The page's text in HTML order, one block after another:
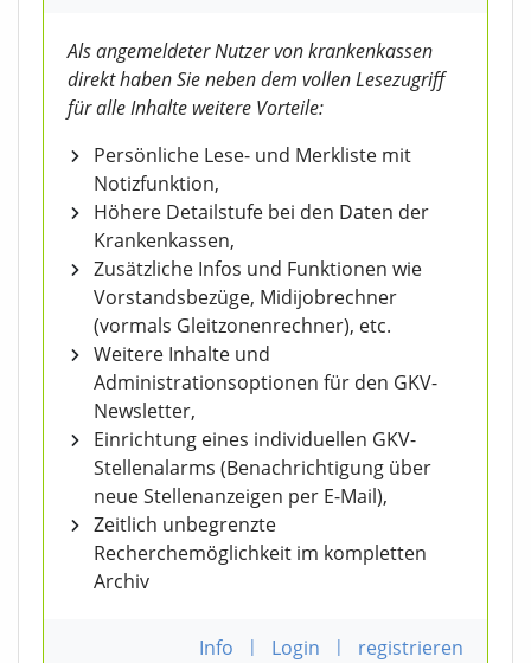
Als angemeldeter Nutzer von krankenkassen
direkt haben Sie neben dem vollen Lesezugriff
für alle Inhalte weitere Vorteile:
Persönliche Lese- und Merkliste mit
Notizfunktion,
Höhere Detailstufe bei den Daten der
Krankenkassen,
Zusätzliche Infos und Funktionen wie
Vorstandsbezüge, Midijobrechner
(vormals Gleitzonenrechner), etc.
Weitere Inhalte und
Administrationsoptionen für den GKV-
Newsletter,
Einrichtung eines individuellen GKV-
Stellenalarms (Benachrichtigung über
neue Stellenanzeigen per E-Mail),
Zeitlich unbegrenzte
Recherchemöglichkeit im kompletten
Archiv
Info | Login | registrieren